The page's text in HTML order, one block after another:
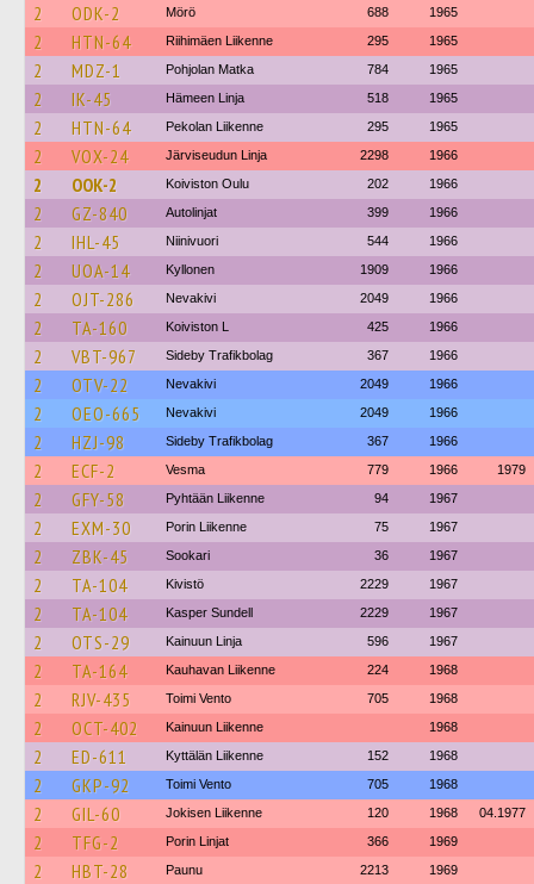
2 ODK-2 Mörö 688 1965
2 HTN-64 Riihimäen Liikenne 295 1965
2 MDZ-1 Pohjolan Matka 784 1965
2 IK-45 Hämeen Linja 518 1965
2 HTN-64 Pekolan Liikenne 295 1965
2 VOX-24 Järviseudun Linja 2298 1966
2 OOK-2 Koiviston Oulu 202 1966
2 GZ-840 Autolinjat 399 1966
2 IHL-45 Niinivuori 544 1966
2 UOA-14 Kyllonen 1909 1966
2 OJT-286 Nevakivi 2049 1966
2 TA-160 Koiviston L 425 1966
2 VBT-967 Sideby Trafikbolag 367 1966
2 OTV-22 Nevakivi 2049 1966
2 OEO-665 Nevakivi 2049 1966
2 HZJ-98 Sideby Trafikbolag 367 1966
2 ECF-2 Vesma 779 1966 1979
2 GFY-58 Pyhtään Liikenne 94 1967
2 EXM-30 Porin Liikenne 75 1967
2 ZBK-45 Sookari 36 1967
2 TA-104 Kivistö 2229 1967
2 TA-104 Kasper Sundell 2229 1967
2 OTS-29 Kainuun Linja 596 1967
2 TA-164 Kauhavan Liikenne 224 1968
2 RJV-435 Toimi Vento 705 1968
2 OCT-402 Kainuun Liikenne 1968
2 ED-611 Kyttälän Liikenne 152 1968
2 GKP-92 Toimi Vento 705 1968
2 GIL-60 Jokisen Liikenne 120 1968 04.1977
2 TFG-2 Porin Linjat 366 1969
2 HBT-28 Paunu 2213 1969